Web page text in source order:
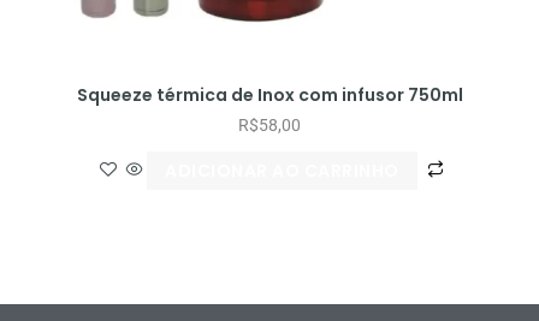
Squeeze térmica de Inox com infusor 750ml
R$58,00